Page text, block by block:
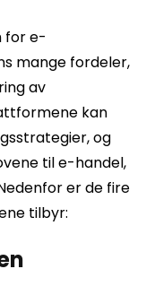
for e-
mange fordeler,
av
kan
og
til e-handel,
er de fire
tilbyr: